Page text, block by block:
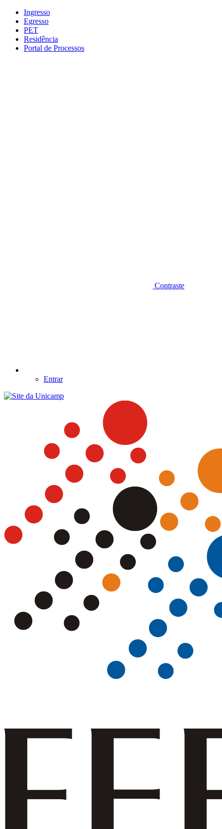
Conteúdo principal
Ingresso
Egresso
PET
Residência
Portal de Processos
Contraste
Entrar